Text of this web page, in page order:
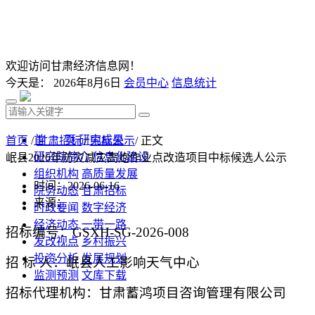
欢迎访问甘肃经济信息网！
今天是： 2026年8月6日 会员中心 信息统计
首 页 研究成果
研究院简介 信息化建设
组织机构 高质量发展
院务动态 甘肃招标
时政要闻 数字经济
经济动态 一带一路
发改视点 乡村振兴
投资分析 发展规划
监测预测 文库下载
首页 /甘肃招标/中标公示/ 正文
岷县2026年防灾减灾高炮作业点改造项目中标候选人公示
时间：2026-06-16
来源：
招标编号：GSXH-SG-2026-008
招 标 人：岷县人工影响天气中心
招标代理机构：甘肃蓄鸿项目咨询管理有限公司